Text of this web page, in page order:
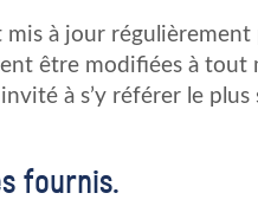
mis à jour
être modifiées à tout
à s’y référer le
fournis.